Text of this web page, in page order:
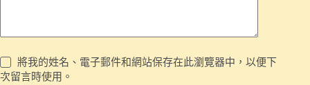
將我的姓名、電子郵件和網站保存在此瀏覽器中，以便下
次留言時使用。